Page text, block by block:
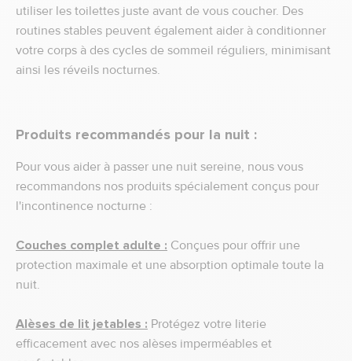
utiliser les toilettes juste avant de vous coucher. Des
routines stables peuvent également aider à conditionner
votre corps à des cycles de sommeil réguliers, minimisant
ainsi les réveils nocturnes.
Produits recommandés pour la nuit :
Pour vous aider à passer une nuit sereine, nous vous
recommandons nos produits spécialement conçus pour
l'incontinence nocturne :
Couches complet adulte : Conçues pour offrir une
protection maximale et une absorption optimale toute la
nuit.
Alèses de lit jetables : Protégez votre literie
efficacement avec nos alèses imperméables et